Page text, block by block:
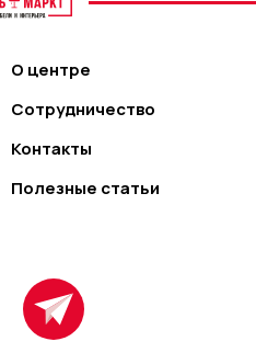
О центре
Сотрудничество
Контакты
Полезные статьи